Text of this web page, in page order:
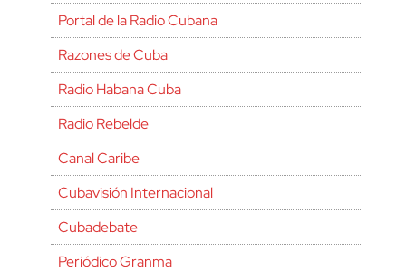
Portal de la Radio Cubana
Razones de Cuba
Radio Habana Cuba
Radio Rebelde
Canal Caribe
Cubavisión Internacional
Cubadebate
Periódico Granma